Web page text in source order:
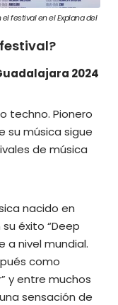
festival en el Explana del
2024
techno. Pionero
su música sigue
de música
nacido en
éxito “Deep
a nivel mundial.
como
y entre muchos
sensación de